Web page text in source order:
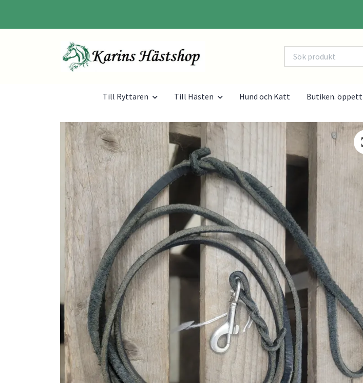
Till Ryttaren Till Hästen Hund och Katt Butiken.